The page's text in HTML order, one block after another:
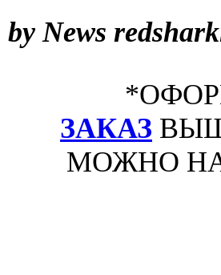
by News
ЗАКАЗ
МОЖНО